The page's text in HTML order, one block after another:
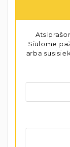
Siūlome
arba